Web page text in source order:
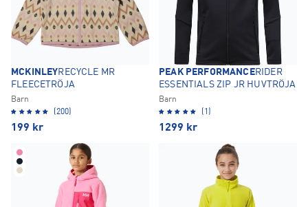
MCKINLEYRECYCLE MR
FLEECETRÖJA
Barn
(200)
199 kr
PEAK PERFORMANCERIDER
ESSENTIALS ZIP JR HUVTRÖJA
Barn
(1)
1299 kr